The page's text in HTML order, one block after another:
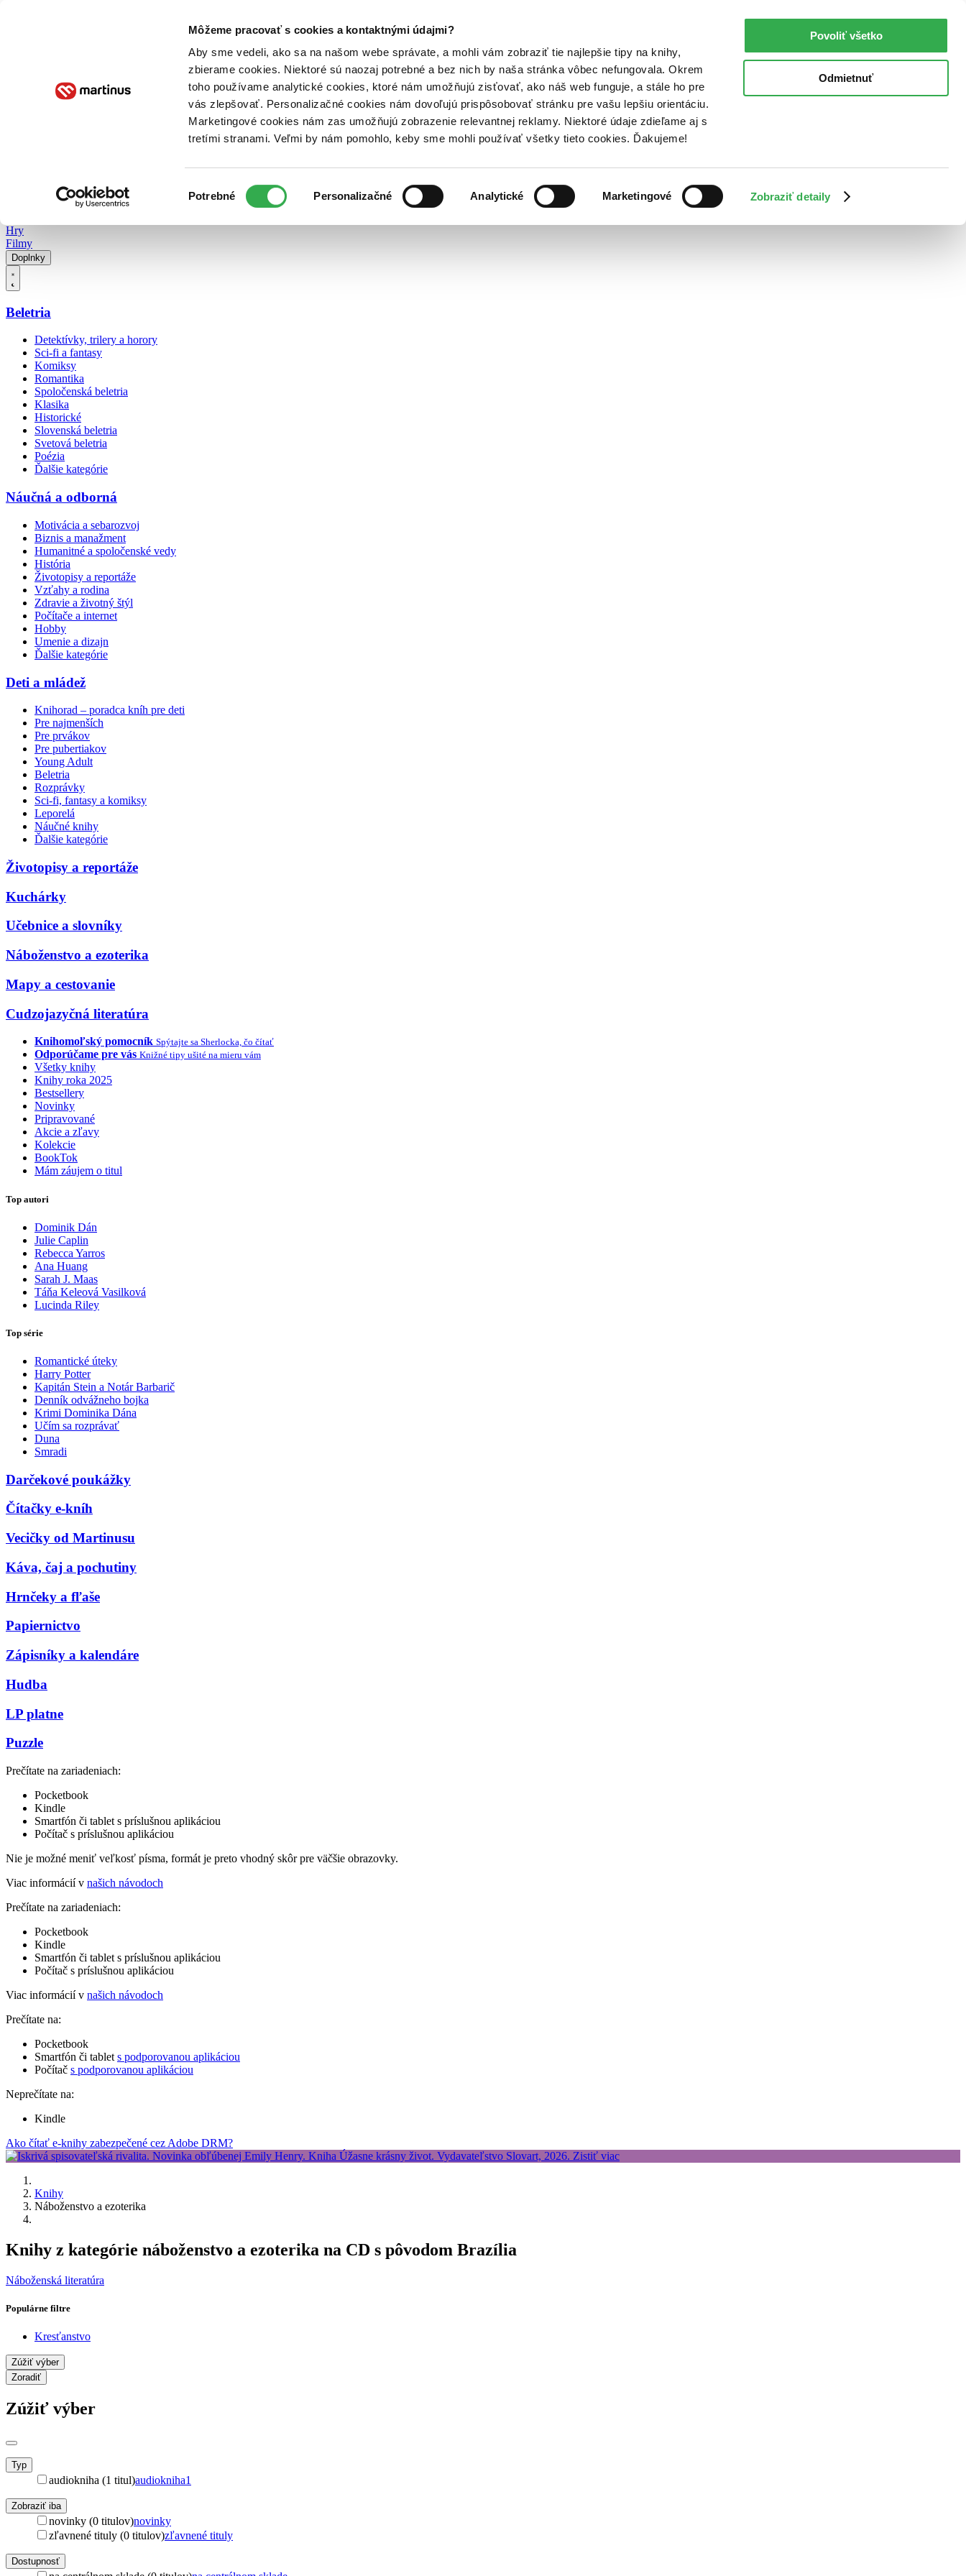
Môžeme pracovať s cookies a kontaktnými údajmi?
Aby sme vedeli, ako sa na našom webe správate, a mohli vám zobraziť tie najlepšie tipy na knihy,
zbierame cookies. Niektoré sú naozaj potrebné a bez nich by naša stránka vôbec nefungovala. Okrem
toho používame analytické cookies, ktoré nám umožňujú zisťovať, ako náš web funguje, a stále ho pre
vás zlepšovať. Personalizačné cookies nám dovoľujú prispôsobovať stránku pre vašu lepšiu orientáciu.
Marketingové cookies nám zas umožňujú zobrazenie relevantnej reklamy. Niektoré údaje zdieľame aj s
tretími stranami. Veľmi by nám pomohlo, keby sme mohli používať všetky tieto cookies. Ďakujeme!
súhlasu
Potrebné Personalizačné Analytické Marketingové Zobraziť detaily
Povoliť všetko
Odmietnuť
Poukážky Kontakt
Hry
Filmy
Doplnky
Beletria
Detektívky, trilery a horory
Sci-fi a fantasy
Komiksy
Romantika
Spoločenská beletria
Klasika
Historické
Slovenská beletria
Svetová beletria
Poézia
Ďalšie kategórie
Náučná a odborná
Motivácia a sebarozvoj
Biznis a manažment
Humanitné a spoločenské vedy
História
Životopisy a reportáže
Vzťahy a rodina
Zdravie a životný štýl
Počítače a internet
Hobby
Umenie a dizajn
Ďalšie kategórie
Deti a mládež
Knihorad – poradca kníh pre deti
Pre najmenších
Pre prvákov
Pre pubertiakov
Young Adult
Beletria
Rozprávky
Sci-fi, fantasy a komiksy
Leporelá
Náučné knihy
Ďalšie kategórie
Životopisy a reportáže
Kuchárky
Učebnice a slovníky
Náboženstvo a ezoterika
Mapy a cestovanie
Cudzojazyčná literatúra
Knihomoľský pomocník Spýtajte sa Sherlocka, čo čítať
Odporúčame pre vás Knižné tipy ušité na mieru vám
Všetky knihy
Knihy roka 2025
Bestsellery
Novinky
Pripravované
Akcie a zľavy
Kolekcie
BookTok
Mám záujem o titul
Top autori
Dominik Dán
Julie Caplin
Rebecca Yarros
Ana Huang
Sarah J. Maas
Táňa Keleová Vasilková
Lucinda Riley
Top série
Romantické úteky
Harry Potter
Kapitán Stein a Notár Barbarič
Denník odvážneho bojka
Krimi Dominika Dána
Učím sa rozprávať
Duna
Smradi
Darčekové poukážky
Čítačky e-kníh
Vecičky od Martinusu
Káva, čaj a pochutiny
Hrnčeky a fľaše
Papiernictvo
Zápisníky a kalendáre
Hudba
LP platne
Puzzle
Prečítate na zariadeniach:
Pocketbook
Kindle
Smartfón či tablet s príslušnou aplikáciou
Počítač s príslušnou aplikáciou
Nie je možné meniť veľkosť písma, formát je preto vhodný skôr pre väčšie obrazovky.
Viac informácií v našich návodoch
Prečítate na zariadeniach:
Pocketbook
Kindle
Smartfón či tablet s príslušnou aplikáciou
Počítač s príslušnou aplikáciou
Viac informácií v našich návodoch
Prečítate na:
Pocketbook
Smartfón či tablet s podporovanou aplikáciou
Počítač s podporovanou aplikáciou
Neprečítate na:
Kindle
Ako čítať e-knihy zabezpečené cez Adobe DRM?
Knihy
Náboženstvo a ezoterika
Knihy z kategórie náboženstvo a ezoterika na CD s pôvodom Brazília
Náboženská literatúra
Populárne filtre
Kresťanstvo
Zúžiť výber
Zoradiť
Zúžiť výber
Typ
audiokniha (1 titul)audiokniha1
Zobraziť iba
novinky (0 titulov)novinky
zľavnené tituly (0 titulov)zľavnené tituly
Dostupnosť